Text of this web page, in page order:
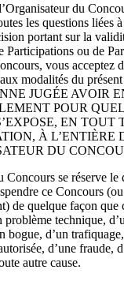
du
les questions liées
portant sur la
Participations ou de
vous acceptez
modalités du
JUGÉE AVOIR
POUR
EN TOUT
À L’ENTIÈRE
DU
Concours se réserve le
ce Concours
de quelque façon que
problème technique,
bogue, d’un
d’une fraude,
autre cause.